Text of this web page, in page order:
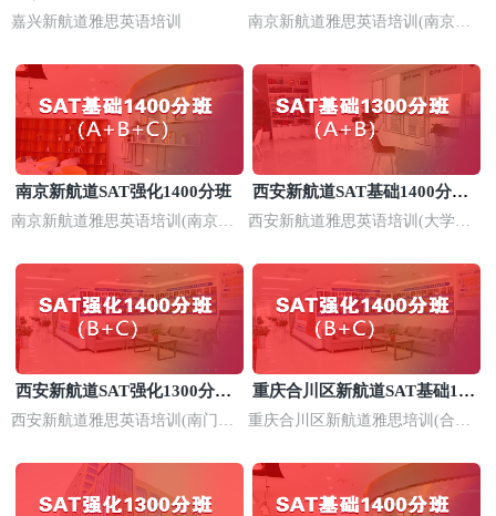
训班
嘉兴新航道雅思英语培训
训
南京新航道雅思英语培训(南京浦
南京新航道SAT强化1400分班
南京新航道雅思英语培训(南京河
西安新航道SAT基础1400分培
训班
西安新航道雅思英语培训(大学城
西安新航道SAT强化1300分培
训
西安新航道雅思英语培训(南门校
重庆合川区新航道SAT基础140
0分培训
重庆合川区新航道雅思培训(合川